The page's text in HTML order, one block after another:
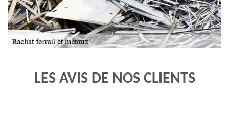
LES AVIS DE NOS CLIENTS